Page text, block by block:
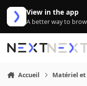
Aller au contenu
View in the app
A better way to
Accueil Matériel et